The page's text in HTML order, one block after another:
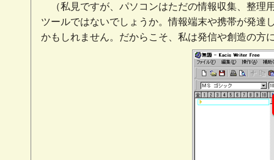
（私見ですが、パソコンはただの情報収集、整
ツールではないでしょうか。情報端末や携帯が発達
かもしれません。だからこそ、私は発信や創造の方